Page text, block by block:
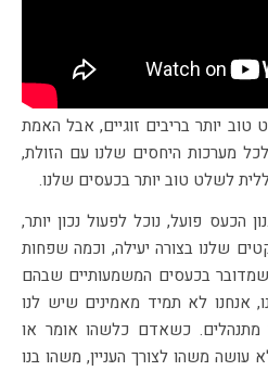
מערכות היחסים שלנו עם הזולת,
לשלט טוב יותר בכעסים שלנו.
הכעס פועל, נוכל לפעול נכון יותר,
שלנו בצורה יעילה, וכמה שפחות
בכעסים המשמעותיים שבהם
אנחנו לא תמיד מאמינים שיש לנו
מתנהלים. כשאדם כלשהו אומר או
משהו לצורך העניין, משהו בנו